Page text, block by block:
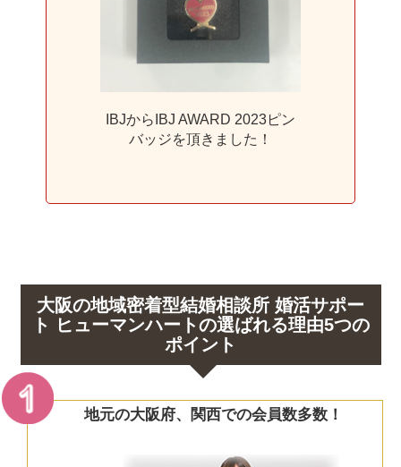
IBJからIBJ AWARD 2023ピン
バッジを頂きました！
大阪の地域密着型結婚相談所 婚活サポー
ト ヒューマンハートの選ばれる理由5つの
ポイント
地元の大阪府、関西での会員数多数！